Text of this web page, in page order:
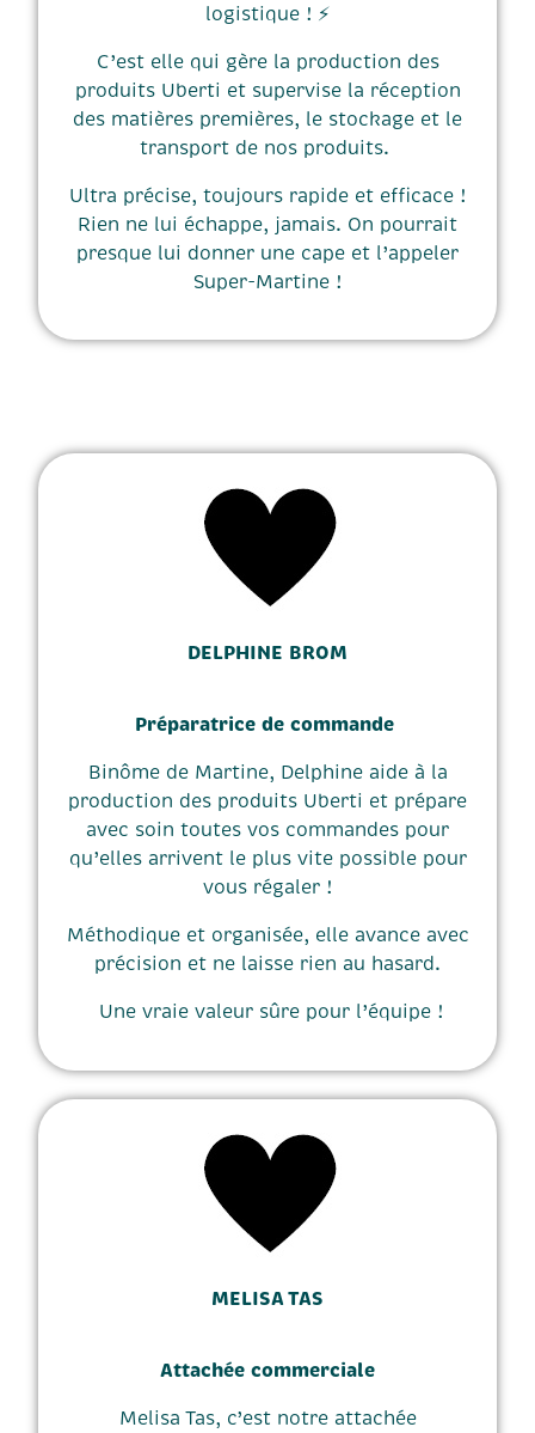
logistique ! ⚡
C’est elle qui gère la production des
produits Uberti et supervise la réception
des matières premières, le stockage et le
transport de nos produits.
Ultra précise, toujours rapide et efficace !
Rien ne lui échappe, jamais. On pourrait
presque lui donner une cape et l’appeler
Super-Martine !
DELPHINE BROM
Préparatrice de commande
Binôme de Martine, Delphine aide à la
production des produits Uberti et prépare
avec soin toutes vos commandes pour
qu’elles arrivent le plus vite possible pour
vous régaler !
Méthodique et organisée, elle avance avec
précision et ne laisse rien au hasard.
Une vraie valeur sûre pour l’équipe !
MELISA TAS
Attachée commerciale
Melisa Tas, c’est notre attachée